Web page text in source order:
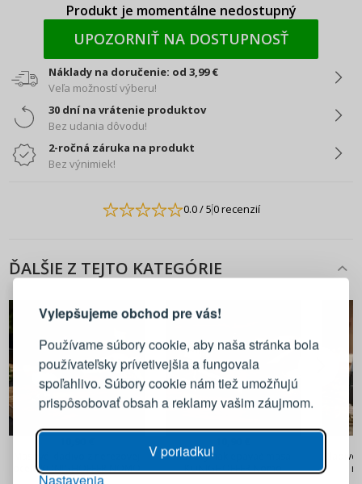
Vylepšujeme obchod pre vás!
Používame súbory cookie, aby naša stránka bola
používateľsky prívetivejšia a fungovala
spoľahlivo. Súbory cookie nám tiež umožňujú
prispôsobovať obsah a reklamy vašim záujmom.
V poriadku!
Nastavenia
Produkt je momentálne nedostupný
UPOZORNIŤ NA DOSTUPNOSŤ
Náklady na doručenie: od 3,99 €
Veľa možností výberu!
30 dní na vrátenie produktov
Bez udania dôvodu!
2-ročná záruka na produkt
Bez výnimiek!
0.0/ 50 recenzií
ĎALŠIE Z TEJTO KATEGÓRIE
ocele KONIGHOFFER NOMO
Kovový naklepávač mäsa
KONIGHOFFER Nomo
PRIHLÁSENIE REGISTRÁCIA
Prihláste sa k svojmu účtu